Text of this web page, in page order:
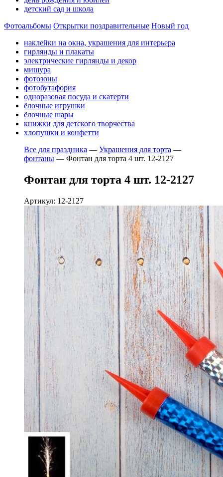
детский сад и школа
Фотоальбомы Открытки поздравительные Новый год
наклейки на окна, украшения для интерьера
гирлянды и плакаты
электрические гирлянды и декор
мишура
фотозоны
фотобутафория
одноразовая посуда и скатерти
ёлочные игрушки
ёлочные шары
книжки для детского творчества
хлопушки и конфетти
Все для праздника — Украшения для торта —
фонтаны — Фонтан для торта 4 шт. 12-2127
Фонтан для торта 4 шт. 12-2127
Артикул: 12-2127